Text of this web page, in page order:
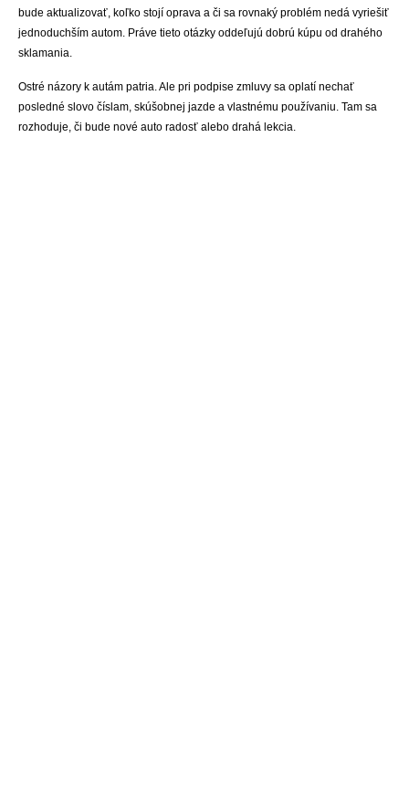
bude aktualizovať, koľko stojí oprava a či sa rovnaký problém nedá vyriešiť
jednoduchším autom. Práve tieto otázky oddeľujú dobrú kúpu od drahého
sklamania.
Ostré názory k autám patria. Ale pri podpise zmluvy sa oplatí nechať
posledné slovo číslam, skúšobnej jazde a vlastnému používaniu. Tam sa
rozhoduje, či bude nové auto radosť alebo drahá lekcia.